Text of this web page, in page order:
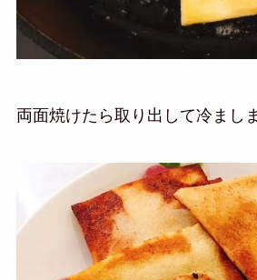
両面焼けたら取り出して冷まし